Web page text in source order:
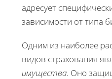
адресует
зависимости от типа
Одним из наиболее
видов страхования
имущества. Оно